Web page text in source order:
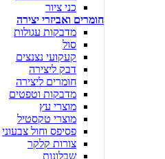
כני ציור
חומרים ואביזרי יצירה
מדבקות עגולות
סול
קעקועי נצנצים
דבק ליצירה
חומרים ליצירה
מדבקות וטפטים
מוצרי עץ
מוצרי טקסטיל
פסיפס וחול צבעוני
צורות קלקר
שבלונות